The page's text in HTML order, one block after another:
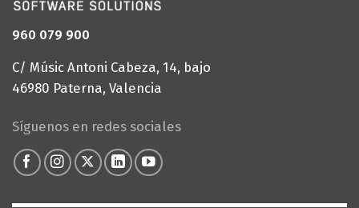
960 079 900
C/ Músic Antoni Cabeza, 14, bajo
46980 Paterna, Valencia
Síguenos en redes sociales
Configurar Cookies